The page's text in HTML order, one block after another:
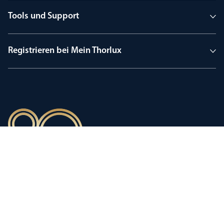
Tools und Support
Registrieren bei Mein Thorlux